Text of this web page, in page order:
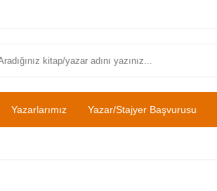
Yazarlarımız Yazar/Stajyer Başvurusu